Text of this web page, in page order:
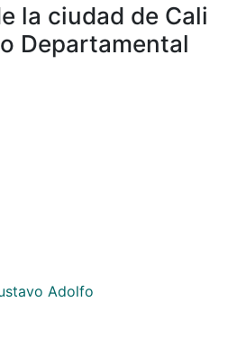
la ciudad de Cali
Departamental
Adolfo